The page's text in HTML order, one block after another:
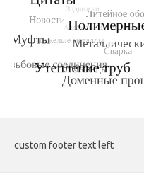
custom footer text left